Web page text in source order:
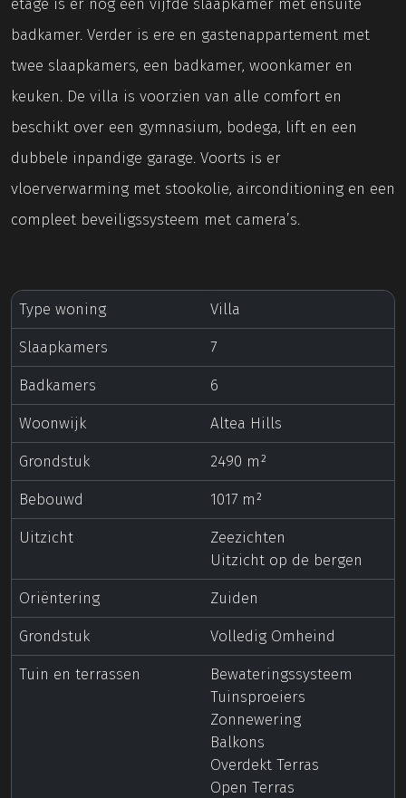
etage is er nog een vijfde slaapkamer met ensuite
badkamer. Verder is ere en gastenappartement met
twee slaapkamers, een badkamer, woonkamer en
keuken. De villa is voorzien van alle comfort en
beschikt over een gymnasium, bodega, lift en een
dubbele inpandige garage. Voorts is er
vloerverwarming met stookolie, airconditioning en een
compleet beveiligssysteem met camera’s.
Type woning
Villa
Slaapkamers
7
Badkamers
6
Woonwijk
Altea Hills
Grondstuk
2490 m²
Bebouwd
1017 m²
Uitzicht
Zeezichten
Uitzicht op de bergen
Oriëntering
Zuiden
Grondstuk
Volledig Omheind
Tuin en terrassen
Bewateringssysteem
Tuinsproeiers
Zonnewering
Balkons
Overdekt Terras
Open Terras